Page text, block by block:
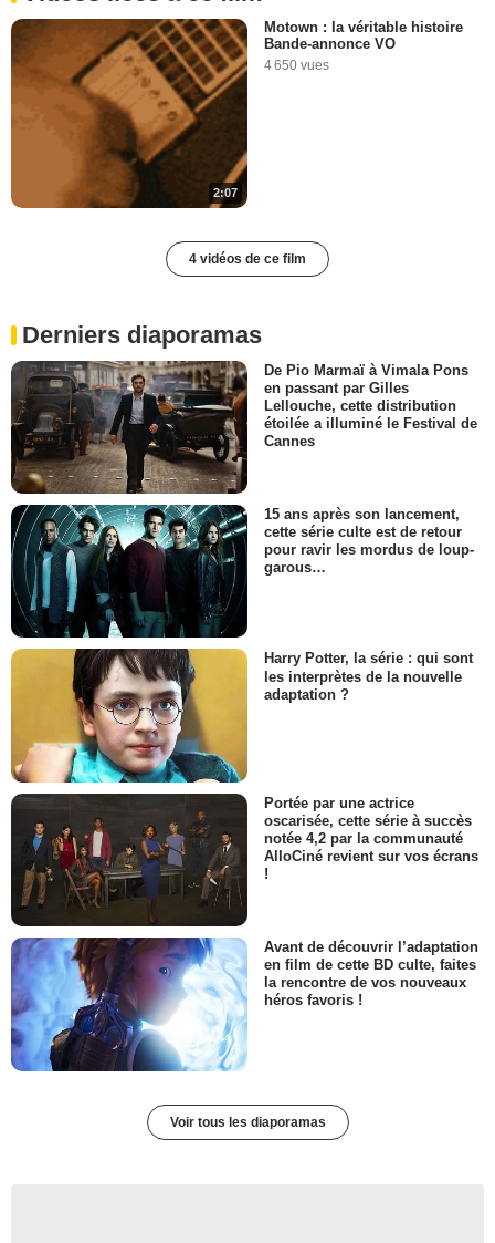
2:07
Motown : la véritable histoire
Bande-annonce VO
4 650 vues
4 vidéos de ce film
Derniers diaporamas
De Pio Marmaï à Vimala Pons
en passant par Gilles
Lellouche, cette distribution
étoilée a illuminé le Festival de
Cannes
15 ans après son lancement,
cette série culte est de retour
pour ravir les mordus de loup-
garous…
Harry Potter, la série : qui sont
les interprètes de la nouvelle
adaptation ?
Portée par une actrice
oscarisée, cette série à succès
notée 4,2 par la communauté
AlloCiné revient sur vos écrans
!
Avant de découvrir l’adaptation
en film de cette BD culte, faites
la rencontre de vos nouveaux
héros favoris !
Voir tous les diaporamas